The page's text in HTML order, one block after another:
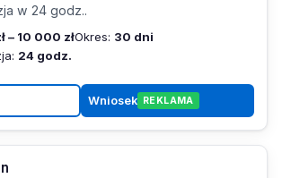
w 24 godz..
– 10 000 złOkres: 30 dni
24 godz.
Wniosek REKLAMA